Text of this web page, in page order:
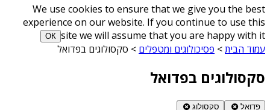
We use cookies to ensure that we give you the best
experience on our website. If you continue to use this
site we will assume that you are happy with it
ОК
עמוד הבית> פסיכולוגים ומטפלים > סקסולוגים בפדואל
סקסולוגים בפדואל
פדואל סקסולוג